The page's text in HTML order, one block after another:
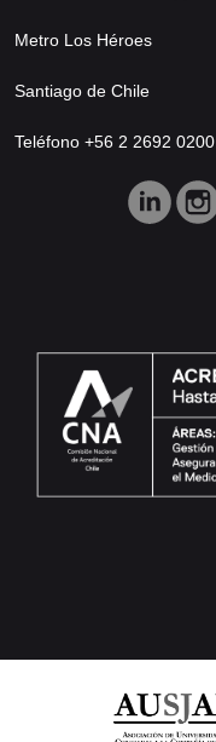
Metro Los Héroes
Santiago de Chile
Teléfono +56 2 2692 0200